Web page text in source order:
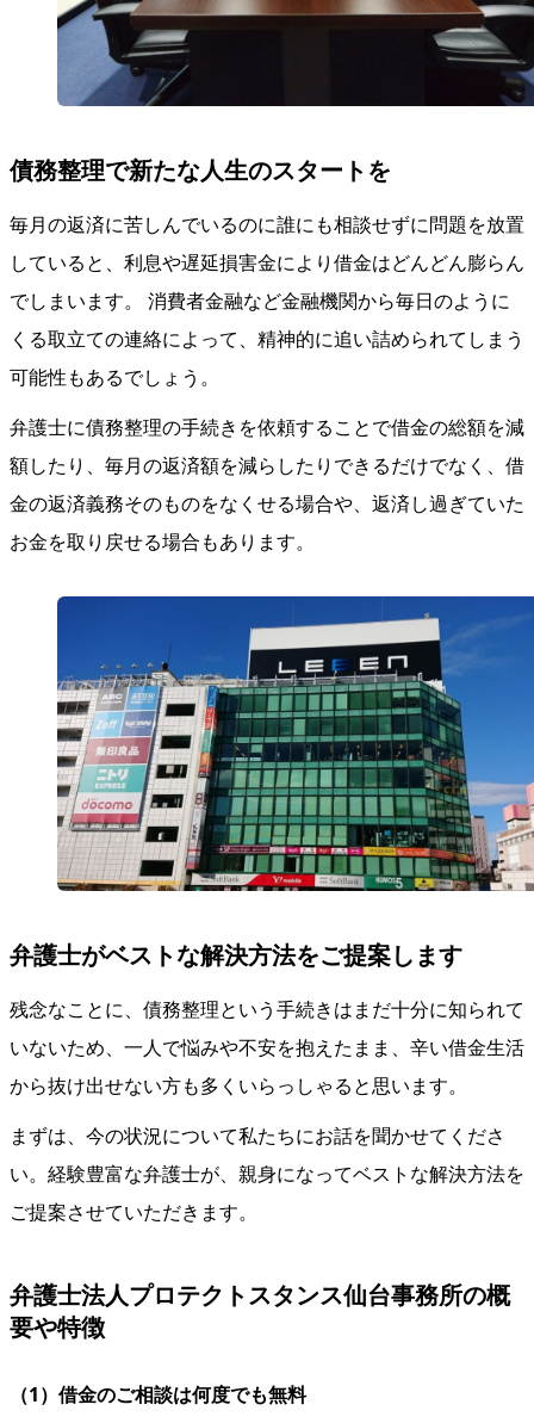
債務整理で新たな人生のスタートを
毎月の返済に苦しんでいるのに誰にも相談せずに問題を放置
していると、利息や遅延損害金により借金はどんどん膨らん
でしまいます。 消費者金融など金融機関から毎日のように
くる取立ての連絡によって、精神的に追い詰められてしまう
可能性もあるでしょう。
弁護士に債務整理の手続きを依頼することで借金の総額を減
額したり、毎月の返済額を減らしたりできるだけでなく、借
金の返済義務そのものをなくせる場合や、返済し過ぎていた
お金を取り戻せる場合もあります。
弁護士がベストな解決方法をご提案します
残念なことに、債務整理という手続きはまだ十分に知られて
いないため、一人で悩みや不安を抱えたまま、辛い借金生活
から抜け出せない方も多くいらっしゃると思います。
まずは、今の状況について私たちにお話を聞かせてくださ
い。経験豊富な弁護士が、親身になってベストな解決方法を
ご提案させていただきます。
弁護士法人プロテクトスタンス仙台事務所の概
要や特徴
（1）借金のご相談は何度でも無料